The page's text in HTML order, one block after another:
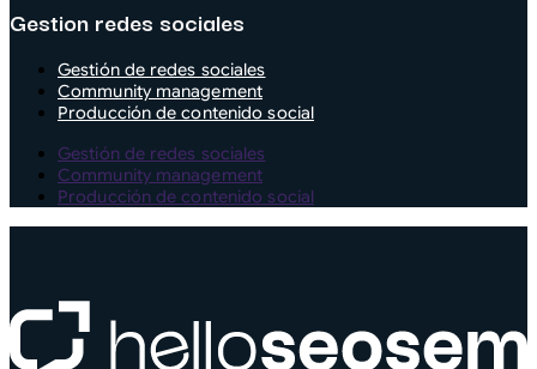
Gestion redes sociales
Gestión de redes sociales
Community management
Producción de contenido social
Gestión de redes sociales
Community management
Producción de contenido social